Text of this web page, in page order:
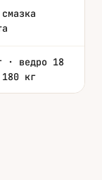
· ведро 18
кг